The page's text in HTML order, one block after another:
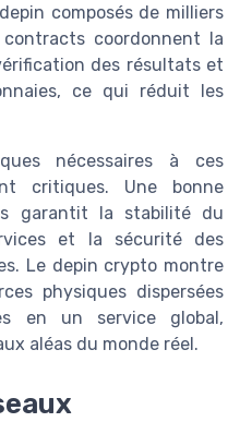
composés de milliers
coordonnent la
des résultats et
ce qui réduit les
nécessaires à ces
critiques. Une bonne
garantit la stabilité du
et la sécurité des
Le depin crypto montre
physiques dispersées
en un service global,
aléas du monde réel.